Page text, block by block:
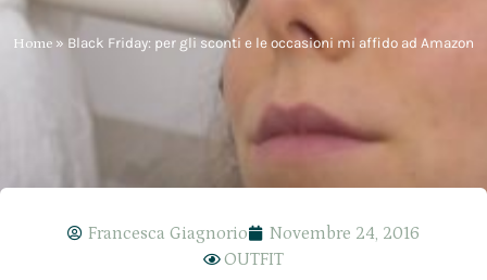
Home » Black Friday: per gli sconti e le occasioni mi affido ad Amazon
Francesca Giagnorio
Novembre 24, 2016
OUTFIT